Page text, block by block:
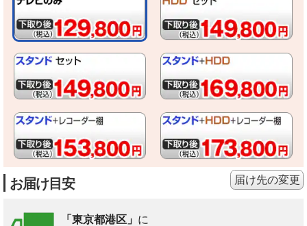
お届け目安
「東京都港区」 に
届け先の変更